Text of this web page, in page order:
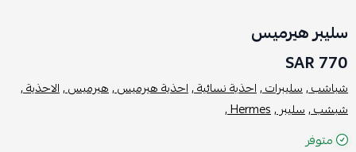
سليبر هيرميس
770 SAR
شباشب ,سليبرات ,احذية نسائية ,احذية هيرميس ,هيرميس ,الاحذية ,
شبشب ,سليبر ,Hermes ,
متوفر